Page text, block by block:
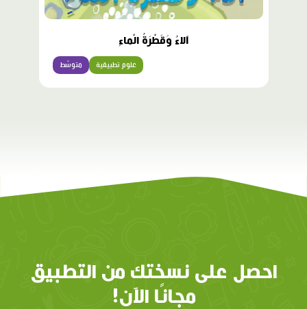
آلاءُ وَقَطْرَةُ الْماءِ
متوسّط علوم تطبيقية
احصل على نسختك من التطبيق
مجانًا الآن!